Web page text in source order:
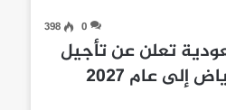
0
398
تعلن عن تأجيل
إلى عام 2027